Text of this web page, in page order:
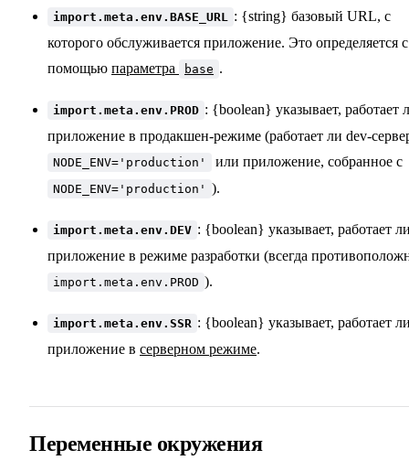
import.meta.env.BASE_URL : {string} базовый URL, с
которого обслуживается приложение. Это определяется с
помощью параметра base .
import.meta.env.PROD : {boolean} указывает, работает
приложение в продакшен-режиме (работает ли dev-
NODE_ENV='production' или приложение, собранное с
NODE_ENV='production' ).
import.meta.env.DEV : {boolean} указывает, работает
приложение в режиме разработки (всегда
import.meta.env.PROD ).
import.meta.env.SSR : {boolean} указывает, работает
приложение в серверном режиме.
Переменные окружения